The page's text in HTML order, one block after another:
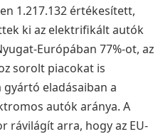
1.217.132 értékesített,
ki az elektrifikált autók
Európában 77%-ot, az
sorolt piacokat is
gyártó eladásaiban a
autók aránya. A
rávilágít arra, hogy az EU-